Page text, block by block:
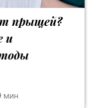
прыщей?
и
мин